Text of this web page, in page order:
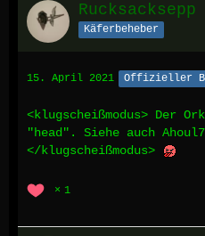
Rucksacksepp
Käferbeheber
15. April 2021 Offizieller
<klugscheißmodus> Der
"head". Siehe auch
</klugscheißmodus>
1